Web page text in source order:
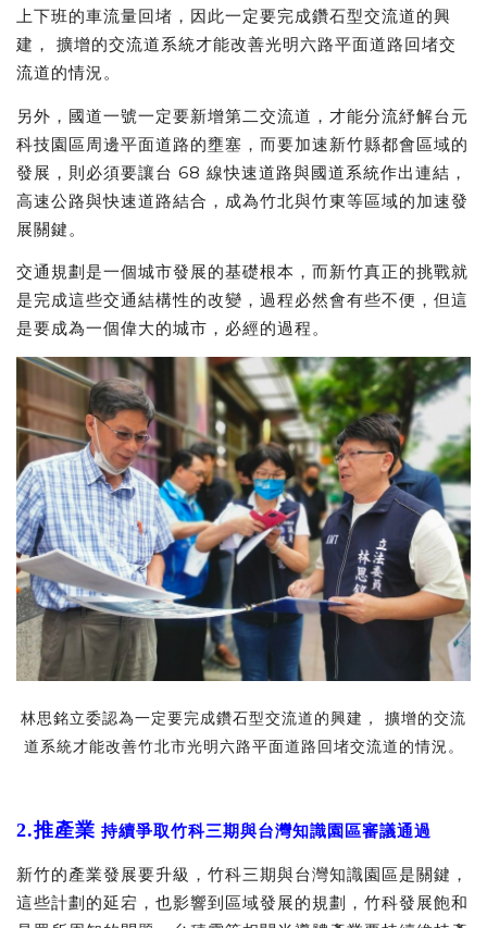
上下班的車流量回堵，因此⼀定要完成鑽石型交流道的興
建， 擴增的交流道系統才能改善光明六路平面道路回堵交
流道的情況。
另外，國道一號一定要新增第二交流道，才能分流紓解台元
科技園區周邊平面道路的壅塞，而要加速新竹縣都會區域的
發展，則必須要讓台 68 線快速道路與國道系統作出連結，
高速公路與快速道路結合，成為竹北與竹東等區域的加速發
展關鍵。
交通規劃是⼀個城市發展的基礎根本，而新竹真正的挑戰就
是完成這些交通結構性的改變，過程必然會有些不便，但這
是要成為⼀個偉大的城市，必經的過程。
林思銘立委認為一定要完成鑽石型交流道的興建， 擴增的交流
道系統才能改善竹北市光明六路平面道路回堵交流道的情況。
2.推產業 持續爭取竹科三期與台灣知識園區審議通過
新竹的產業發展要升級，竹科三期與台灣知識園區是關鍵，
這些計劃的延宕，也影響到區域發展的規劃，竹科發展飽和